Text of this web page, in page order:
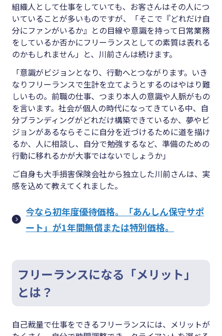
組織人として仕事をしていても、お客さんはその人につ
いていることが多いものですが、「そこで『どれだけ自
分にファンがいるか』との目線や意識を持って日常業務
をしているか否かにフリーランスとしての素質は表れる
のかもしれません」と、川前さんは続けます。
「意識がビジョンとなり、行動へとつながります。いき
なりフリーランスで生計を立てようとするのはやはり難
しいもの。前職の仕事、つまり本人の意識や人脈がもの
を言います。社会が個人の時代になってきている中、自
分ブランディングがどれだけ構築できているか、夢やビ
ジョンがあるならそこに自分を近づけるために道を描け
るか、人に相談し、自分で勉強するなど、準備のための
行動に移れるかが大事ではないでしょうか」
ご自身も大手損害保険会社から独立した川前さんは、実
感を込めて教えてくれました。
今なら初年度優待価格。「あんしん保守サポ
ート」が1年間無償または特別価格。
フリーランスになる「メリット」
とは？
自己裁量で仕事をできるフリーランスには、メリットが